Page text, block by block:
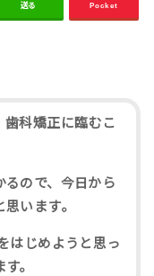
送る Pocket
歯科矯正に臨むこ
るので、今日から
います。
はじめようと思っ
。